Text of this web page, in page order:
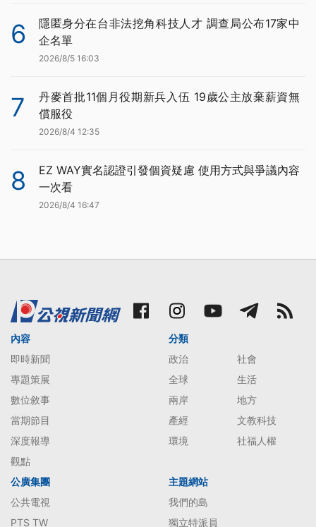
6
隱匿身分在台非法挖角科技人才 調查局公布17家中
企名單
2026/8/5 16:03
7
丹麥首批11個月役期新兵入伍 19歲公主放棄薪資無
償服役
2026/8/4 12:35
8
EZ WAY實名認證引發個資疑慮 使用方式與爭議內容
一次看
2026/8/4 16:47
內容
即時新聞
專題策展
數位敘事
當期節目
深度報導
觀點
分類
政治
社會
全球
生活
兩岸
地方
產經
文教科技
環境
社福人權
公廣集團
公共電視
PTS TW
主題網站
我們的島
獨立特派員